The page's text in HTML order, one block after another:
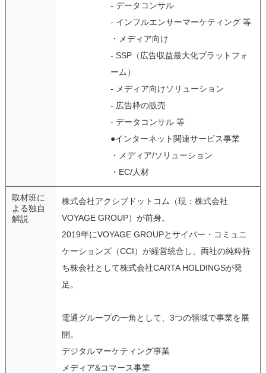
- データコンサル
- インフルエンサーマーケティング 等
・メディア向け
- SSP（広告収益最大化プラットフォ
ーム）
- メディア向けソリューション
- 広告枠の販売
- データコンサル 等
●インターネット関連サービス事業
・メディア/ソリューション
・EC/人材
取材班に
よる独自
解説
株式会社アクシブドットコム（現：株式会社
VOYAGE GROUP）が前身。
2019年にVOYAGE GROUPとサイバー・コミュニ
ケーションズ（CCI）が経営統合し、両社の純粋持
ち株会社として株式会社CARTA HOLDINGSが発
足。
電通グループの一角として、3つの領域で事業を展
開。
デジタルマーケティング事業
メディア&コマース事業